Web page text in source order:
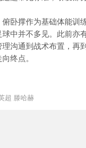
撑作为基础体能训
中并不多见。此前亦
沟通到战术布置，再
终点。
超 滕哈赫